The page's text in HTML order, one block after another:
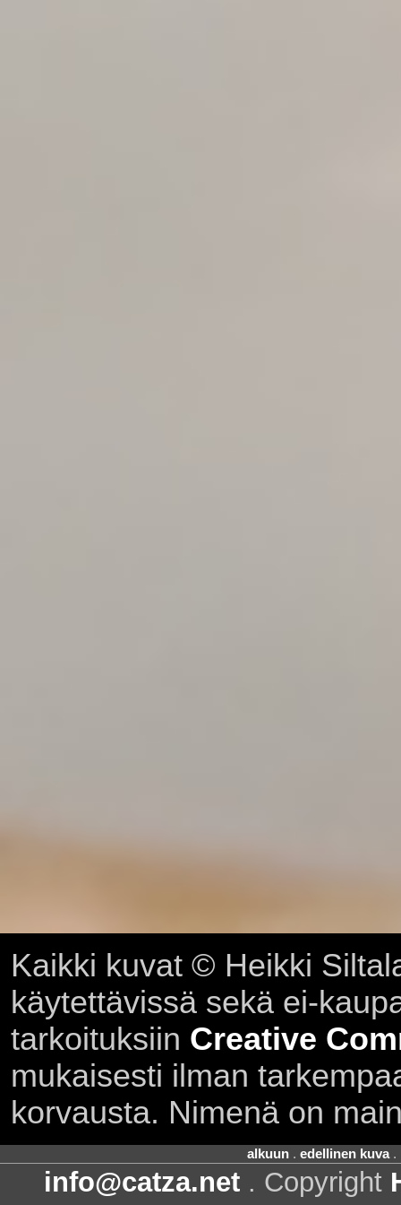
Kaikki kuvat © Heikki
käytettävissä sekä ei-
tarkoituksiin Creative
mukaisesti ilman
korvausta. Nimenä on
alkuun. edellinen kuva.
info@catza.net . Copyright